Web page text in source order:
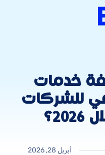
خدمات
للشركات
أبريل 28, 2026